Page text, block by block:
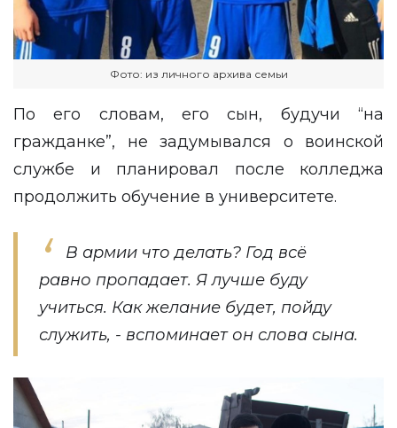
Фото: из личного архива семьи
По его словам, его сын, будучи “на
гражданке”, не задумывался о воинской
службе и планировал после колледжа
продолжить обучение в университете.
В армии что делать? Год всё
равно пропадает. Я лучше буду
учиться. Как желание будет, пойду
служить, - вспоминает он слова сына.